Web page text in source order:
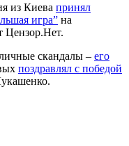
из Киева принял
игра” на
Цензор.Нет.
скандалы – его
поздравлял с победой